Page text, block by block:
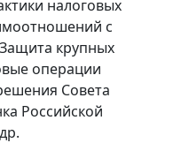
налоговых
с
крупных
операции
Совета
Российской